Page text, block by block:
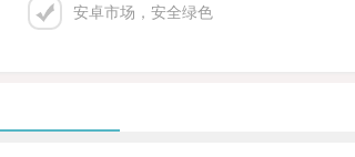
安卓市场，安全绿色